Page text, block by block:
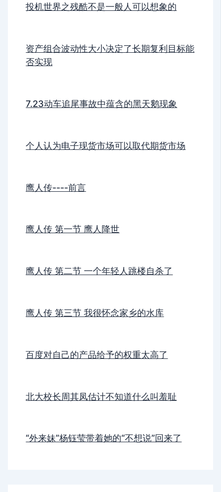
投机世界之残酷不是一般人可以想象的
资产组合波动性大小决定了长期复利目标能
否实现
7.23动车追尾事故中蕴含的黑天鹅现象
个人认为电子现货市场可以取代期货市场
鹰人传----前言
鹰人传 第一节 鹰人降世
鹰人传 第二节 一个年轻人跳楼自杀了
鹰人传 第三节 我很怀念家乡的水库
百度对自己的产品给予的权重太高了
北大校长周其凤估计不知道什么叫羞耻
“外来妹”杨钰莹带着她的“不想说”回来了